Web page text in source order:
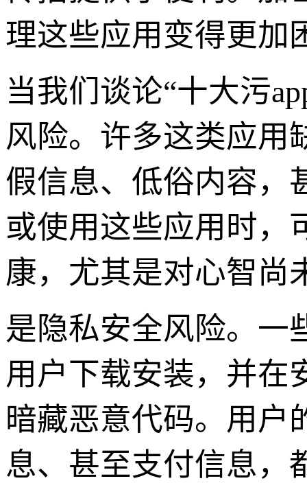
理这些应用变得更加
当我们谈论“十大污
风险。许多这类应用
假信息、低俗内容，
或使用这些应用时，
康，尤其是对心智尚
是隐私安全风险。一
用户下载安装，并在
暗藏恶意代码。用户
息、甚至支付信息，